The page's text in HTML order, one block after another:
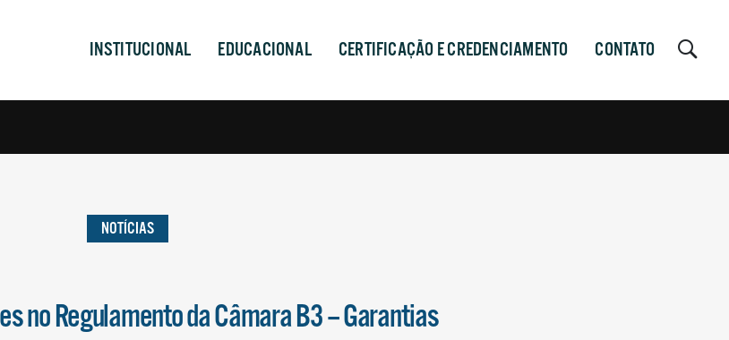
INSTITUCIONAL EDUCACIONAL CERTIFICAÇÃO E CREDENCIAMENTO CONTATO
NOTÍCIAS
no Regulamento da Câmara B3 – Garantias